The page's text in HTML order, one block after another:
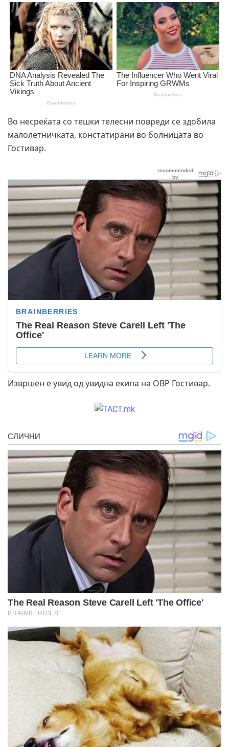
Во несреќата со тешки телесни повреди се здобила
малолетничката, констатирани во болницата во
Гостивар.
Извршен е увид од увидна екипа на ОВР Гостивар.